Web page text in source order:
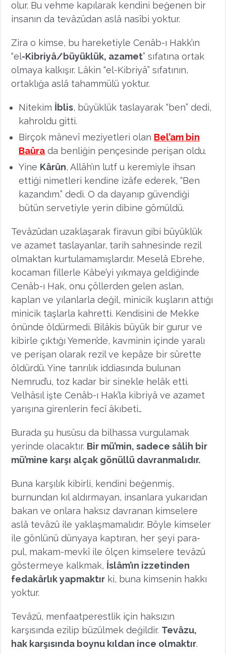
olur. Bu vehme kapılarak kendini beğenen bir
insanın da tevâzûdan aslâ nasîbi yoktur.
Zira o kimse, bu hareketiyle Cenâb-ı Hakk’ın
“el-Kibriyâ/büyüklük, azamet” sıfatına ortak
olmaya kalkışır. Lâkin “el-Kibriyâ” sıfatının,
ortaklığa aslâ tahammülü yoktur.
Nitekim İblis, büyüklük taslayarak “ben” dedi,
kahroldu gitti.
Birçok mânevî meziyetleri olan Bel’am bin
Baûra da benliğin pençesinde perişan oldu.
Yine Kârûn, Allâh’ın lutf u keremiyle ihsan
ettiği nimetleri kendine izâfe ederek, “Ben
kazandım.” dedi. O da dayanıp güvendiği
bütün servetiyle yerin dibine gömüldü.
Tevâzûdan uzaklaşarak firavun gibi büyüklük
ve azamet taslayanlar, tarih sahnesinde rezil
olmaktan kurtulamamışlardır. Meselâ Ebrehe,
kocaman fillerle Kâbe’yi yıkmaya geldiğinde
Cenâb-ı Hak, onu çöllerden gelen aslan,
kaplan ve yılanlarla değil, minicik kuşların attığı
minicik taşlarla kahretti. Kendisini de Mekke
önünde öldürmedi. Bilâkis büyük bir gurur ve
kibirle çıktığı Yemen’de, kavminin içinde yaralı
ve perişan olarak rezil ve kepâze bir sûrette
öldürdü. Yine tanrılık iddiasında bulunan
Nemrud’u, toz kadar bir sinekle helâk etti.
Velhâsıl işte Cenâb-ı Hak’la kibriyâ ve azamet
yarışına girenlerin fecî âkıbeti…
Burada şu husûsu da bilhassa vurgulamak
yerinde olacaktır. Bir mü’min, sadece sâlih bir
mü’mine karşı alçak gönüllü davranmalıdır.
Buna karşılık kibirli, kendini beğenmiş,
burnundan kıl aldırmayan, insanlara yukarıdan
bakan ve onlara haksız davranan kimselere
aslâ tevâzû ile yaklaşmamalıdır. Böyle kimseler
ile gönlünü dünyaya kaptıran, her şeyi para-
pul, makam-mevkî ile ölçen kimselere tevâzû
göstermeye kalkmak, İslâm’ın izzetinden
fedakârlık yapmaktır ki, buna kimsenin hakkı
yoktur.
Tevâzû, menfaatperestlik için haksızın
karşısında ezilip büzülmek değildir. Tevâzu,
hak karşısında boynu kıldan ince olmaktır.